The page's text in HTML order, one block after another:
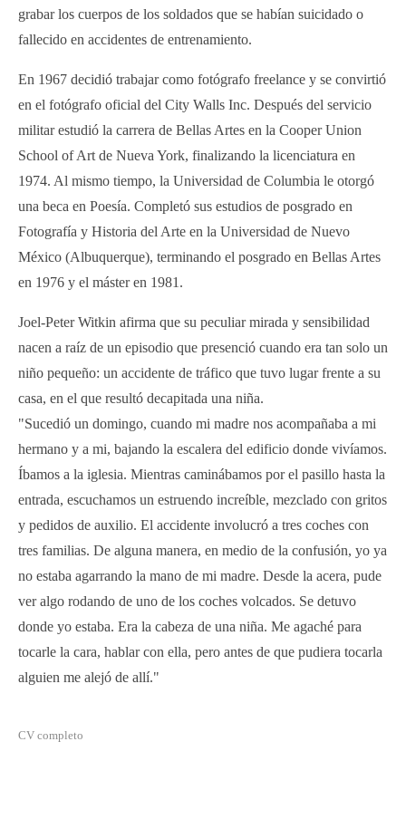
grabar los cuerpos de los soldados que se habían suicidado o
fallecido en accidentes de entrenamiento.
En 1967 decidió trabajar como fotógrafo freelance y se convirtió
en el fotógrafo oficial del City Walls Inc. Después del servicio
militar estudió la carrera de Bellas Artes en la Cooper Union
School of Art de Nueva York, finalizando la licenciatura en
1974. Al mismo tiempo, la Universidad de Columbia le otorgó
una beca en Poesía. Completó sus estudios de posgrado en
Fotografía y Historia del Arte en la Universidad de Nuevo
México (Albuquerque), terminando el posgrado en Bellas Artes
en 1976 y el máster en 1981.
Joel-Peter Witkin afirma que su peculiar mirada y sensibilidad
nacen a raíz de un episodio que presenció cuando era tan solo un
niño pequeño: un accidente de tráfico que tuvo lugar frente a su
casa, en el que resultó decapitada una niña.
"Sucedió un domingo, cuando mi madre nos acompañaba a mi
hermano y a mi, bajando la escalera del edificio donde vivíamos.
Íbamos a la iglesia. Mientras caminábamos por el pasillo hasta la
entrada, escuchamos un estruendo increíble, mezclado con gritos
y pedidos de auxilio. El accidente involucró a tres coches con
tres familias. De alguna manera, en medio de la confusión, yo ya
no estaba agarrando la mano de mi madre. Desde la acera, pude
ver algo rodando de uno de los coches volcados. Se detuvo
donde yo estaba. Era la cabeza de una niña. Me agaché para
tocarle la cara, hablar con ella, pero antes de que pudiera tocarla
alguien me alejó de allí."
CV completo